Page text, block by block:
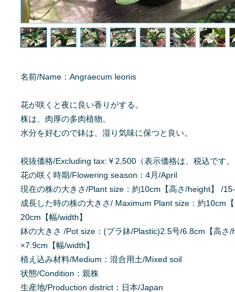
名前/Name：Angraecum leonis
花が咲くと夜に良い香りがする。
株は、肉厚の多肉植物。
水分を好むので鉢は、湿り気味に保つと良い。
税抜価格/Excluding tax:￥2,500（表示価格は、税込です。
花の咲く時期/Flowering season：4月/April
現在の株の大きさ/Plant size：約10cm【高さ/height】 /
成長した時の株の大きさ/ Maximum Plant size：約10cm
20cm【幅/width】
鉢の大きさ /Pot size：(プラ鉢/Plastic)2.5号/6.8cm【高さ/
×7.9cm【幅/width】
植え込み材料/Medium：混合用土/Mixed soil
状態/Condition：親株
生産地/Production district：日本/Japan